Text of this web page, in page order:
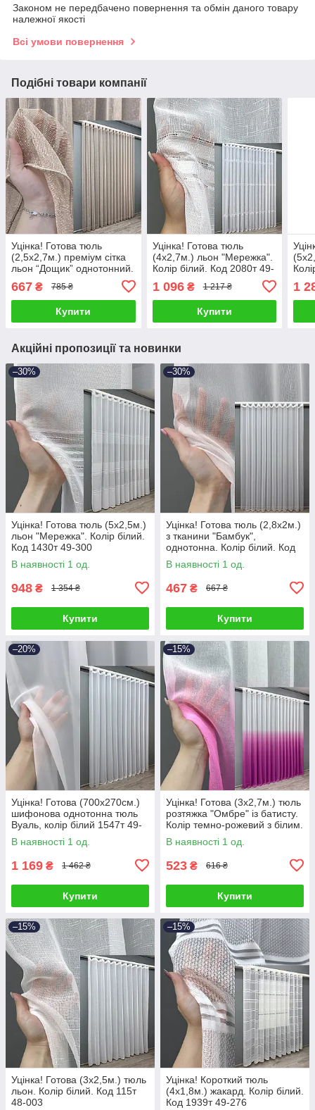
Законом не передбачено повернення та обмін даного товару
належної якості
Всі умови повернення
Подібні товари компанії
Уцінка! Готова тюль
(2,5х2,7м.) преміум сітка
льон “Дощик” однотонний.
Колір капучино. Код 1988т
49-298
667 ₴ 785 ₴
Купити
Уцінка! Готова тюль
(4х2,7м.) льон "Мережка".
Колір білий. Код 2080т 49-
1 096₴ 1 217 ₴
Купити
1
Акційні пропозиції та новинки
–30%
Уцінка! Готова тюль (5х2,5м.)
льон "Мережка". Колір білий.
Код 1430т 49-300
В наявності 1 од.
948 ₴ 1 354 ₴
Купити
–30%
Уцінка! Готова тюль (2,8х2м.)
з тканини "Бамбук",
однотонна. Колір білий. Код
1153т 49-250
В наявності 1 од.
467 ₴ 667 ₴
Купити
–20%
Уцінка! Готова (700х270см.)
шифонова однотонна тюль
Вуаль, колір білий 1547т 49-
202
В наявності 1 од.
1 169 ₴ 1 462 ₴
Купити
–15%
Уцінка! Готова (3х2,7м.) тюль
розтяжка "Омбре" із батисту.
Колір темно-рожевий з білим.
Код 504т 49-312
В наявності 1 од.
523 ₴ 616 ₴
Купити
–15%
Уцінка! Готова (3х2,5м.) тюль
льон. Колір білий. Код 115т
48-003
–15%
Уцінка! Короткий тюль
(4х1,8м.) жакард. Колір білий.
Код 1939т 49-276